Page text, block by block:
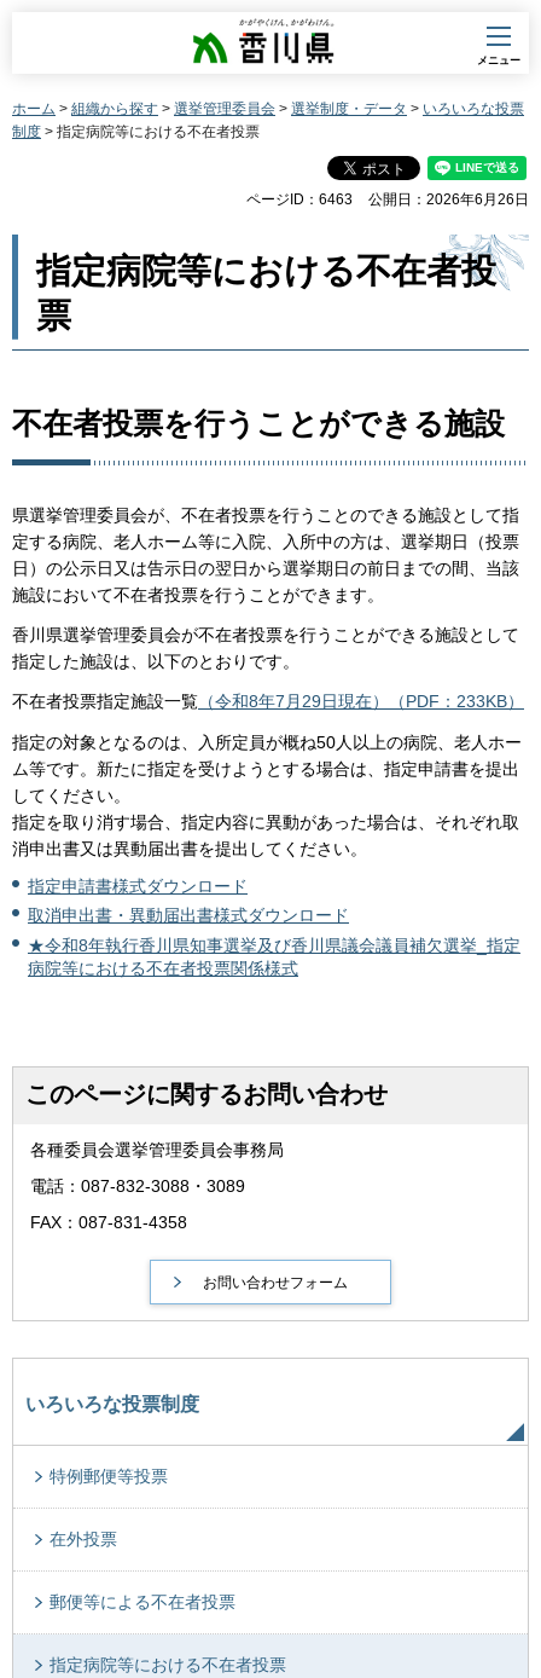
香川県
メニュー
ホーム > 組織から探す > 選挙管理委員会 > 選挙制度・データ > いろいろな投票
制度 > 指定病院等における不在者投票
ページID：6463 公開日：2026年6月26日
指定病院等における不在者投
票
不在者投票を行うことができる施設
県選挙管理委員会が、不在者投票を行うことのできる施設として指
定する病院、老人ホーム等に入院、入所中の方は、選挙期日（投票
日）の公示日又は告示日の翌日から選挙期日の前日までの間、当該
施設において不在者投票を行うことができます。
香川県選挙管理委員会が不在者投票を行うことができる施設として
指定した施設は、以下のとおりです。
不在者投票指定施設一覧 （令和8年7月29日現在）（PDF：233KB）
指定の対象となるのは、入所定員が概ね50人以上の病院、老人ホー
ム等です。新たに指定を受けようとする場合は、指定申請書を提出
してください。
指定を取り消す場合、指定内容に異動があった場合は、それぞれ取
消申出書又は異動届出書を提出してください。
指定申請書様式ダウンロード
取消申出書・異動届出書様式ダウンロード
★令和8年執行香川県知事選挙及び香川県議会議員補欠選挙_指定
病院等における不在者投票関係様式
このページに関するお問い合わせ
各種委員会選挙管理委員会事務局
電話：087-832-3088・3089
FAX：087-831-4358
いろいろな投票制度
特例郵便等投票
在外投票
郵便等による不在者投票
指定病院等における不在者投票